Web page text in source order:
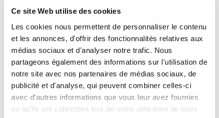
Ce site Web utilise des cookies
Les cookies nous permettent de personnaliser le contenu
et les annonces, d'offrir des fonctionnalités relatives aux
médias sociaux et d'analyser notre trafic. Nous
partageons également des informations sur l'utilisation de
notre site avec nos partenaires de médias sociaux, de
publicité et d'analyse, qui peuvent combiner celles-ci
avec d'autres informations que vous leur avez fournies
ou qu'ils ont collectées lors de votre utilisation de leurs
Interface Transmission
Audit
: Cabinet BAKER TILLY
Financement bancaire: Banque Populaire
Témoignage
« Après avoir créé avec mon associé Sevan